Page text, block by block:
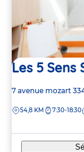
Les 5 Sens
Adresse
la
7 avenue mozart
DISTANCE
54,8 KM 7:30-18:30